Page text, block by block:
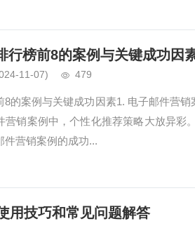
行榜前8的案例与关键成功因
11-07) 479
的案例与关键成功因素1. 电子邮件营
营销案例中，个性化推荐策略大放异彩
件营销案例的成功...
用技巧和常见问题解答